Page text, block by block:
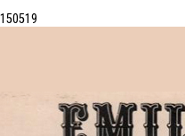
150519